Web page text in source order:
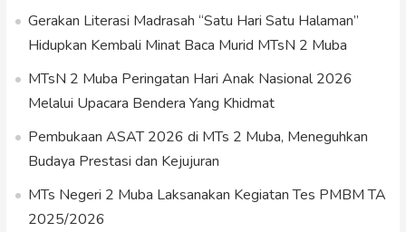
Gerakan Literasi Madrasah “Satu Hari Satu Halaman”
Hidupkan Kembali Minat Baca Murid MTsN 2 Muba
MTsN 2 Muba Peringatan Hari Anak Nasional 2026
Melalui Upacara Bendera Yang Khidmat
Pembukaan ASAT 2026 di MTs 2 Muba, Meneguhkan
Budaya Prestasi dan Kejujuran
MTs Negeri 2 Muba Laksanakan Kegiatan Tes PMBM TA
2025/2026